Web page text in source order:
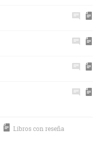
Libros con reseña